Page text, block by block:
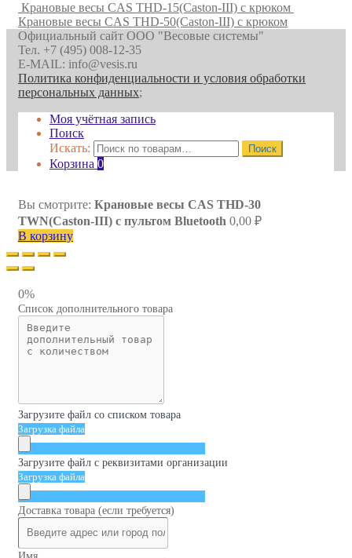
Крановые весы CAS THD-15(Caston-III) с крюком
Крановые весы CAS THD-50(Caston-III) с крюком
Официальный сайт ООО "Весовые системы"
Тел. +7 (495) 008-12-35
E-MAIL: info@vesis.ru
Политика конфиденциальности и условия обработки
персональных данных;
Моя учётная запись
Поиск
Искать:
Поиск
Корзина 0
Вы смотрите: Крановые весы CAS THD-30
TWN(Caston-III) с пультом Bluetooth 0,00 ₽
В корзину
0%
Список дополнительного товара
Загрузите файл со списком товара
Загрузка файла
Загрузите файл с реквизитами организации
Загрузка файла
Доставка товара (если требуется)